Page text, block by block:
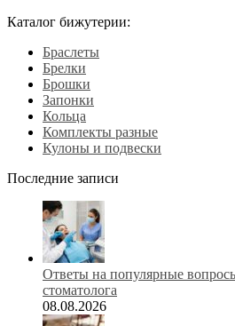
Каталог бижутерии:
Браслеты
Брелки
Брошки
Запонки
Кольца
Комплекты разные
Кулоны и подвески
Последние записи
Ответы на популярные
стоматолога
08.08.2026